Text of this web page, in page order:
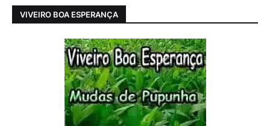
VIVEIRO BOA ESPERANÇA